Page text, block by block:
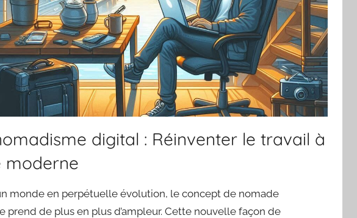
digital : Réinventer le travail à
moderne
monde en perpétuelle évolution, le concept de nomade
prend de plus en plus d’ampleur. Cette nouvelle façon de